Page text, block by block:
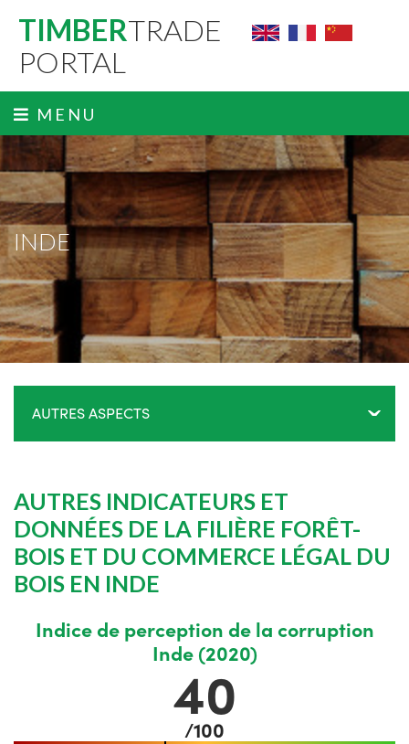
TIMBERTRADE
PORTAL
MENU
INDE
AUTRES ASPECTS ˬ
AUTRES INDICATEURS ET
DONNÉES DE LA FILIÈRE FORÊT-
BOIS ET DU COMMERCE LÉGAL DU
BOIS EN INDE
Indice de perception de la corruption
Inde (2020)
40
/100